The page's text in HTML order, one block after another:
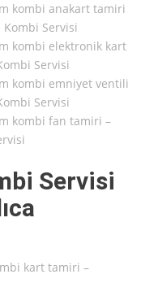
kombi anakart tamiri
Kombi Servisi
kombi elektronik kart
Servisi
kombi emniyet ventili
Servisi
kombi fan tamiri –
Servisi
kart tamiri –